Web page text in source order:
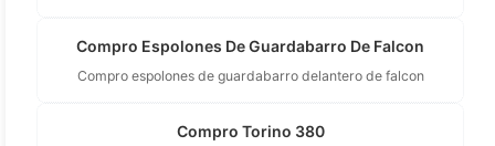
Compro Espolones De Guardabarro De Falcon
Compro espolones de guardabarro delantero de falcon
Compro Torino 380